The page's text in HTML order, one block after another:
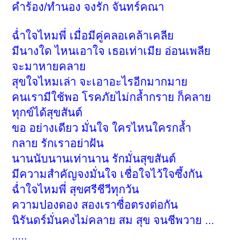
คำร้อง/ทำนอง จงรัก จันทร์คณา
ฉ่ำใจไหมพี่ เมื่อมีคู่คลอเคล้าเคลีย
มีนางใด ไหนเอาใจ เธอเท่าเมีย อ่อนเพลีย
จะมาหายคลาย
สุขใจไหมเล่า จะเอาอะไรอีกมากมาย
คนเรามีใช้พอ โรคภัยไม่กล้ำกราย ก็คลาย
ทุกข์ได้สุขสันต์
ขอ อย่างเดียว มั่นใจ ใครไหนใครกล้ำ
กลาย รักเราอย่าฝัน
นานนับนานเท่านาน รักมั่นสุขสันต์
มีความสำคัญจงมั่นใจ เชื่อใจไว้ใจซึ้งกัน
ฉ่ำใจไหมพี่ สุขศรีชีวีทุกวัน
ความปองดอง สองเราซื่อตรงต่อกัน
นิรันดร์มั่นคงไม่คลาย สม สุข จนชีพวาย ...
.....